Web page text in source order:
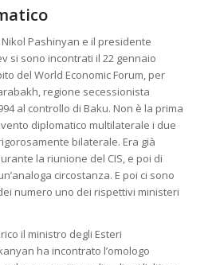
Pashinyan e il presidente
si sono incontrati il 22 gennaio
del World Economic Forum, per
regione secessionista
al controllo di Baku. Non è la prima
diplomatico multilaterale i due
bilaterale. Era già
la riunione del CIS, e poi di
circostanza. E poi ci sono
numero uno dei rispettivi ministeri
il ministro degli Esteri
ha incontrato l’omologo